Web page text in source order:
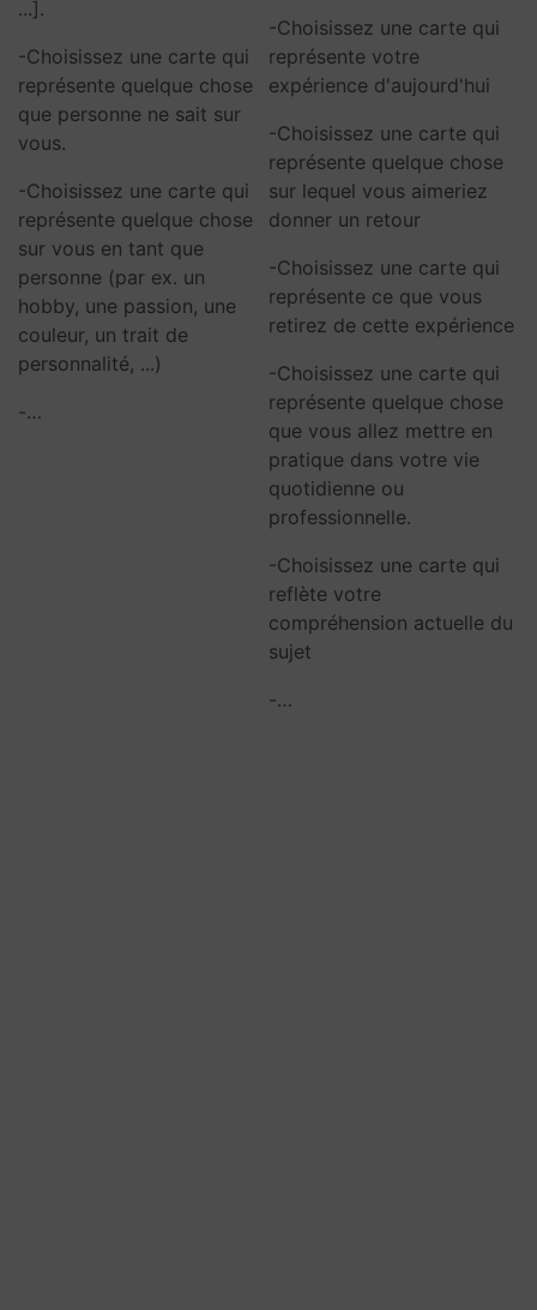
...].
-Choisissez une carte qui
représente quelque chose
que personne ne sait sur
vous.
-Choisissez une carte qui
représente quelque chose
sur vous en tant que
personne (par ex. un
hobby, une passion, une
couleur, un trait de
personnalité, ...)
-…
-Choisissez une carte qui
représente votre
expérience d'aujourd'hui
-Choisissez une carte qui
représente quelque chose
sur lequel vous aimeriez
donner un retour
-Choisissez une carte qui
représente ce que vous
retirez de cette expérience
-Choisissez une carte qui
représente quelque chose
que vous allez mettre en
pratique dans votre vie
quotidienne ou
professionnelle.
-Choisissez une carte qui
reflète votre
compréhension actuelle du
sujet
-…